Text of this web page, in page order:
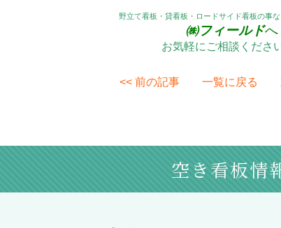
野立て看板・貸看板・ロードサイド看板の事
㈱フィールドへ
お気軽にご相談くださ
<< 前の記事 一覧に戻る
空き看板情